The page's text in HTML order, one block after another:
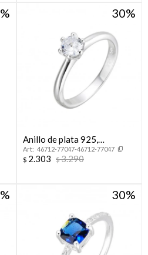
30
Anillo de plata 925,
CINTILLO.
46712-77047-46712-77047
$ 2.303 $3.290
30